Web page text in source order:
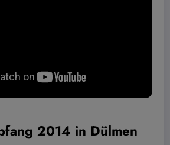
2014 in Dülmen